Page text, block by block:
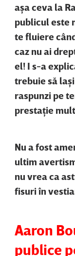
aşa ceva la
publicul este
te fluiere
caz nu ai
el! I s-a
trebuie să
raspunzi pe
prestaţie
Nu a fost
ultim
nu vrea ca
fisuri în
Aaron
publice